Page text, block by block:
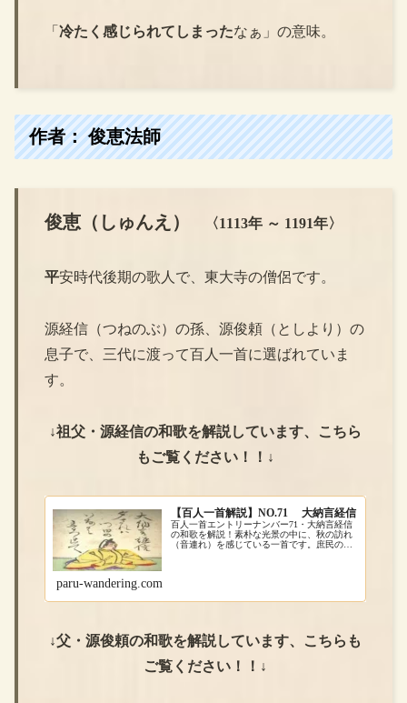
「 冷たく感じられてしまったなぁ」の意味。
作者： 俊恵法師
俊恵（しゅんえ） 〈1113年 ～ 1191年〉
平安時代後期の歌人で、東大寺の僧侶です。
源経信（つねのぶ）の孫、源俊頼（としより）の
息子で、三代に渡って百人一首に選ばれていま
す。
↓祖父・源経信の和歌を解説しています、こちら
もご覧ください！！↓
【百人一首解説】NO.71 大納言経信
百人一首エントリーナンバー71・大納言経信
の和歌を解説！素朴な光景の中に、秋の訪れ
（音連れ）を感じている一首です。庶民の想
paru-wandering.com
↓父・源俊頼の和歌を解説しています、こちらも
ご覧ください！！↓